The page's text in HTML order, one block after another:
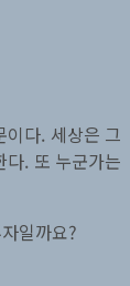
다. 세상은 그
. 또 누군가는
일까요?